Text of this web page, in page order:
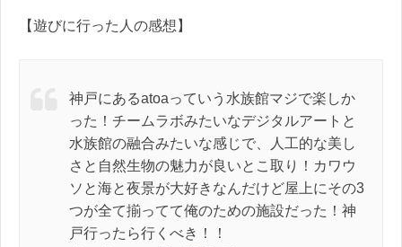
【遊びに行った人の感想】
神戸にあるatoaっていう水族館マジで楽しか
った！チームラボみたいなデジタルアートと
水族館の融合みたいな感じで、人工的な美し
さと自然生物の魅力が良いとこ取り！カワウ
ソと海と夜景が大好きなんだけど屋上にその3
つが全て揃ってて俺のための施設だった！神
戸行ったら行くべき！！